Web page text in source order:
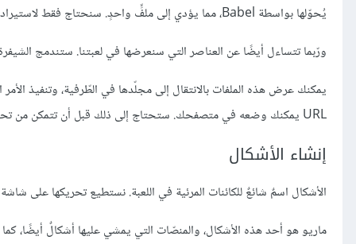
يُحوّلها بواسطة Babel، مما يؤدي إلى ملفٍّ واحدٍ. سنحتاج فقط لاستيراد هذا الملف.
ورّبما تتساءل أيضًا عن العناصر التي سنعرضها في لعبتنا. ستندمج
يمكنك عرض هذه الملفات بالانتقال إلى مجلّدها في الطّرفية، وتنفيذ الأمر
URL يمكنك وضعه في متصفحك. ستحتاج إلى ذلك قبل أن تتمكن من تحميل صور الأشكال، لذا جرِّب ذلك الآن.
إنشاء الأشكال
الأشكال اسمٌ شائعٌ للكائنات المرئية في اللعبة. نستطيع تحريكها على
ماريو هو أحد هذه الأشكال، والمنصّات التي يمشي عليها أشكالٌ أيضًا،